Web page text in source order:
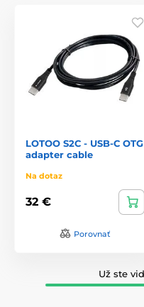
LOTOO S2C - USB-C OTG
adapter cable
Na dotaz
32 €
Porovnať
Už ste